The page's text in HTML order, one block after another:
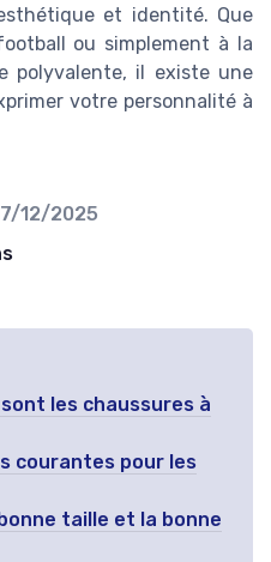
et identité. Que
ou simplement à la
polyvalente, il existe une
votre personnalité à
12/2025
les chaussures à
courantes pour les
taille et la bonne